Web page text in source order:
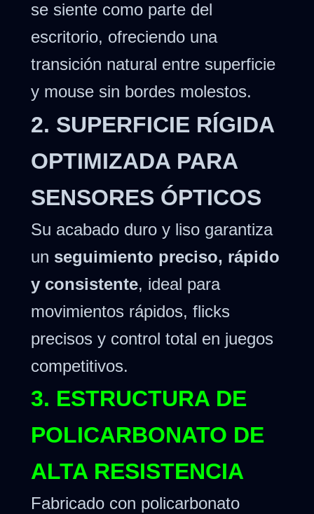
se siente como parte del
escritorio, ofreciendo una
transición natural entre superficie
y mouse sin bordes molestos.
2. SUPERFICIE RÍGIDA
OPTIMIZADA PARA
SENSORES ÓPTICOS
Su acabado duro y liso garantiza
un seguimiento preciso, rápido
y consistente, ideal para
movimientos rápidos, flicks
precisos y control total en juegos
competitivos.
3. ESTRUCTURA DE
POLICARBONATO DE
ALTA RESISTENCIA
Fabricado con policarbonato